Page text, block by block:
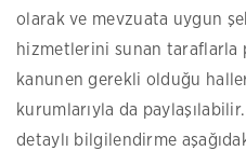
olarak ve mevzuata uygun
hizmetlerini sunan taraflarla
kanunen gerekli olduğu
kurumlarıyla da
detaylı bilgilendirme